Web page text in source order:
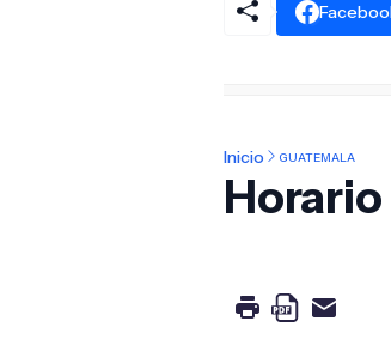
Inicio GUATEMALA
Horario